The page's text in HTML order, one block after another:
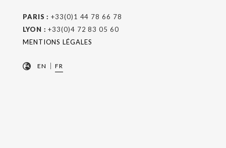
PARIS : +33(0)1 44 78 66 78
LYON : +33(0)4 72 83 05 60
MENTIONS LÉGALES
EN FR